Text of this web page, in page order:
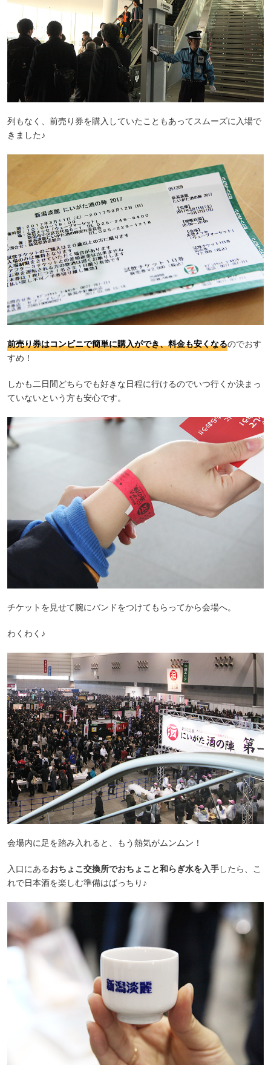
列もなく、前売り券を購入していたこともあってスムーズに入場で
きました♪
前売り券はコンビニで簡単に購入ができ、料金も安くなるのでおす
すめ！
しかも二日間どちらでも好きな日程に行けるのでいつ行くか決まっ
ていないという方も安心です。
チケットを見せて腕にバンドをつけてもらってから会場へ。
わくわく♪
会場内に足を踏み入れると、もう熱気がムンムン！
入口にあるおちょこ交換所でおちょこと和らぎ水を入手したら、こ
れで日本酒を楽しむ準備はばっちり♪